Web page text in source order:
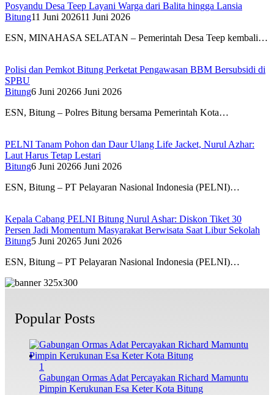
Posyandu Desa Teep Layani Warga dari Balita hingga Lansia
Bitung11 Juni 202611 Juni 2026
ESN, MINAHASA SELATAN – Pemerintah Desa Teep kembali…
Polisi dan Pemkot Bitung Perketat Pengawasan BBM Bersubsidi di
SPBU
Bitung6 Juni 20266 Juni 2026
ESN, Bitung – Polres Bitung bersama Pemerintah Kota…
PELNI Tanam Pohon dan Daur Ulang Life Jacket, Nurul Azhar:
Laut Harus Tetap Lestari
Bitung6 Juni 20266 Juni 2026
ESN, Bitung – PT Pelayaran Nasional Indonesia (PELNI)…
Kepala Cabang PELNI Bitung Nurul Ashar: Diskon Tiket 30
Persen Jadi Momentum Masyarakat Berwisata Saat Libur Sekolah
Bitung5 Juni 20265 Juni 2026
ESN, Bitung – PT Pelayaran Nasional Indonesia (PELNI)…
Popular Posts
1
Gabungan Ormas Adat Percayakan Richard Mamuntu
Pimpin Kerukunan Esa Keter Kota Bitung